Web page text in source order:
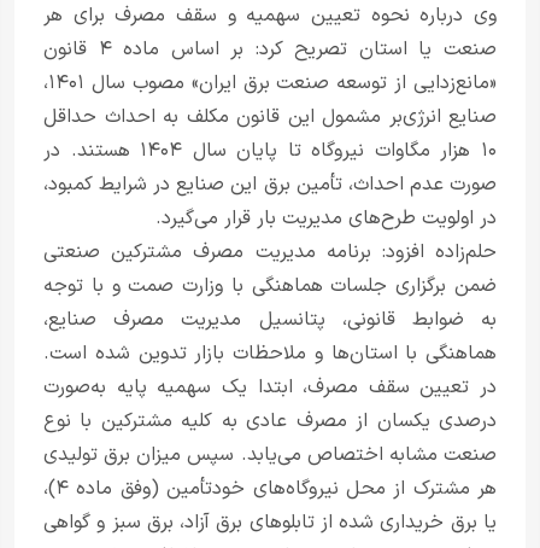
وی درباره نحوه تعیین سهمیه و سقف مصرف برای هر
صنعت یا استان تصریح کرد: بر اساس ماده ۴ قانون
«مانع‌زدایی از توسعه صنعت برق ایران» مصوب سال ۱۴۰۱،
صنایع انرژی‌بر مشمول این قانون مکلف به احداث حداقل
۱۰ هزار مگاوات نیروگاه تا پایان سال ۱۴۰۴ هستند. در
صورت عدم احداث، تأمین برق این صنایع در شرایط کمبود،
در اولویت طرح‌های مدیریت بار قرار می‌گیرد.
حلم‌زاده افزود: برنامه مدیریت مصرف مشترکین صنعتی
ضمن برگزاری جلسات هماهنگی با وزارت صمت و با توجه
به ضوابط قانونی، پتانسیل مدیریت مصرف صنایع،
هماهنگی با استان‌ها و ملاحظات بازار تدوین شده است.
در تعیین سقف مصرف، ابتدا یک سهمیه پایه به‌صورت
درصدی یکسان از مصرف عادی به کلیه مشترکین با نوع
صنعت مشابه اختصاص می‌یابد. سپس میزان برق تولیدی
هر مشترک از محل نیروگاه‌های خودتأمین (وفق ماده ۴)،
یا برق خریداری شده از تابلوهای برق آزاد، برق سبز و گواهی